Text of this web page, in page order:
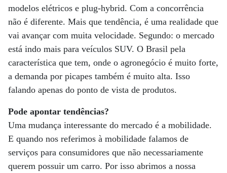
modelos elétricos e plug-hybrid. Com a concorrência
não é diferente. Mais que tendência, é uma realidade que
vai avançar com muita velocidade. Segundo: o mercado
está indo mais para veículos SUV. O Brasil pela
característica que tem, onde o agronegócio é muito forte,
a demanda por picapes também é muito alta. Isso
falando apenas do ponto de vista de produtos.
Pode apontar tendências?
Uma mudança interessante do mercado é a mobilidade.
E quando nos referimos à mobilidade falamos de
serviços para consumidores que não necessariamente
querem possuir um carro. Por isso abrimos a nossa